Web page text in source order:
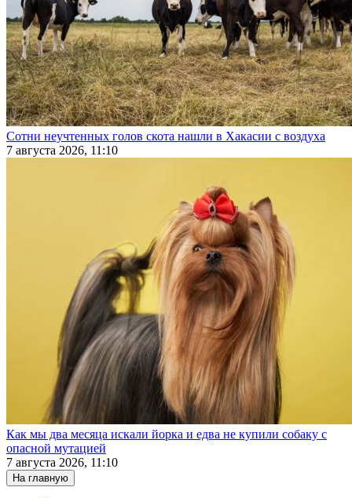
Сотни неучтенных голов скота нашли в Хакасии с воздуха
7 августа 2026, 11:10
Как мы два месяца искали йорка и едва не купили собаку с
опасной мутацией
7 августа 2026, 11:10
На главную